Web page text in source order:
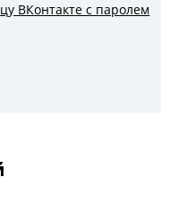
ВКонтакте с паролем